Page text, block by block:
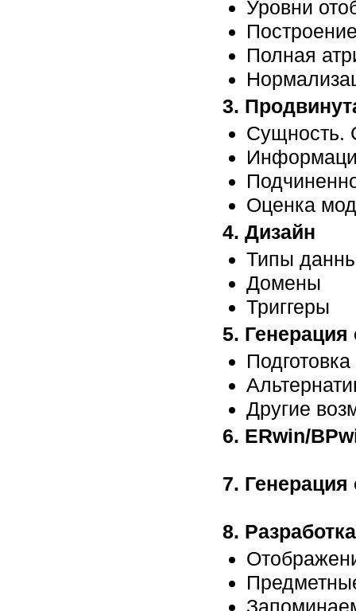
Уровни
Полная
3.
Сущность.
Оценка
4. Дизайн
Типы
Домены
Триггеры
5.
Подготовка
Другие
6. ERwin/
7. Генерация
8.